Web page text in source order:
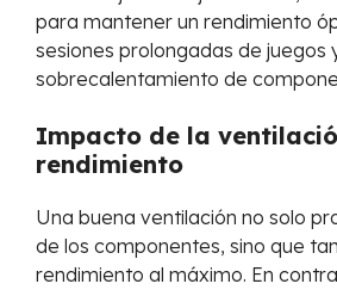
para mantener un rendimiento
sesiones prolongadas de juegos
sobrecalentamiento de
Impacto de la
rendimiento
Una buena ventilación no solo
de los componentes, sino que
rendimiento al máximo. En